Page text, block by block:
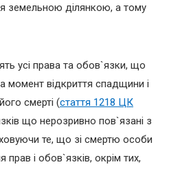
земельною ділянкою, а тому
усі права та обов`язки, що
момент відкриття спадщини і
смерті (стаття 1218 ЦК
що нерозривно пов`язані з
те, що зі смертю особи
прав і обов`язків, окрім тих,